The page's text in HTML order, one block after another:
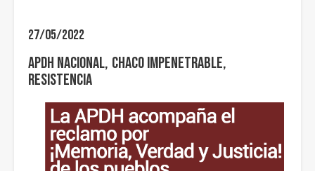
27/05/2022
APDH Nacional Chaco Impenetrable
Resistencia